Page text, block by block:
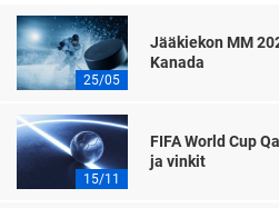
25/05
Jääkiekon MM
Kanada
15/11
FIFA World Cup
ja vinkit